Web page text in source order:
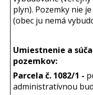
plyn). Pozemky nie
(obec ju nemá
Umiestnenie a
pozemkov:
Parcela č. 1082/1 -
administratívnou